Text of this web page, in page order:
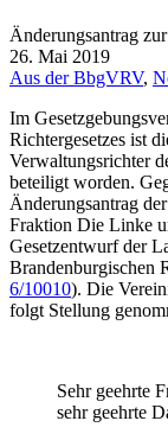
Änderungsantrag
26. Mai 2019
Aus der BbgVRV,
Im
Richtergesetzes ist
Verwaltungsrichter
beteiligt worden.
Änderungsantrag
Fraktion Die Linke
Gesetzentwurf der
Brandenburgischen
6/10010). Die
folgt Stellung
Sehr geehrte
sehr geehrte